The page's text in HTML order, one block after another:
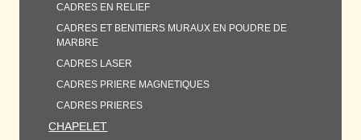
CADRES EN RELIEF
CADRES ET BENITIERS MURAUX EN POUDRE DE
MARBRE
CADRES LASER
CADRES PRIERE MAGNETIQUES
CADRES PRIERES
CHAPELET